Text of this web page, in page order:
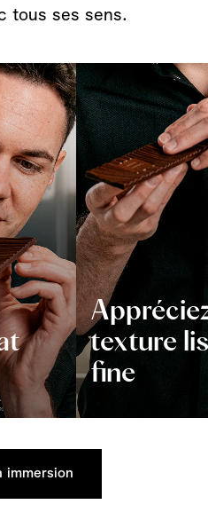
tous ses sens.
texture
fine
immersion